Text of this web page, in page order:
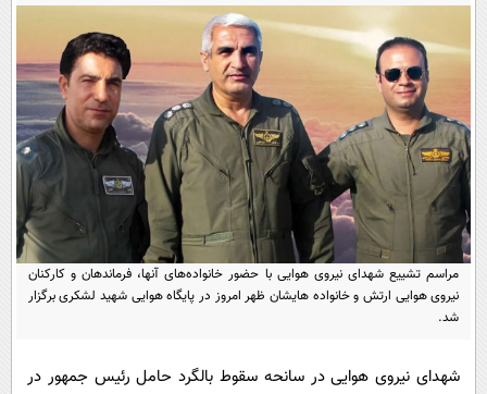
حوادث
سلامت
یک برش دانایی
محیط زیست
سفر و تفریح
بین الملل
سیاست خارجی
فرهنگ و هنر
علم و دانش
فناوری و It
علمی
اخبار کریپتو
قرآن
گوناگون
سرگرمی
باشگاه مغز
مجله تصویری سلاح
فیلم
اقتصاد
ورزش
سرگرمی
عصر ایران 2
خواندنی ها و دیدنی ها
پیامک
آموزش زبان
مراسم تشییع شهدای نیروی هوایی با حضور خانواده‌های آنها، فرماندهان و کارکنان
نیروی هوایی ارتش و خانواده هایشان ظهر امروز در پایگاه هوایی شهید لشکری برگزار
شد.
شهدای نیروی هوایی در سانحه سقوط بالگرد حامل رئیس جمهور در